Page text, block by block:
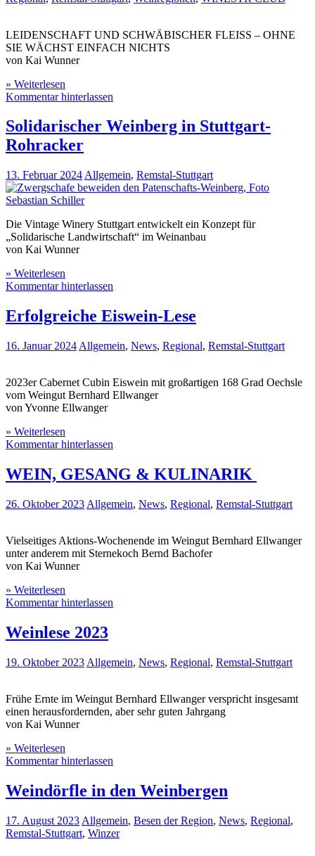
LEIDENSCHAFT UND SCHWÄBISCHER FLEISS – OHNE
SIE WÄCHST EINFACH NICHTS
von Kai Wunner
» Weiterlesen
Kommentar hinterlassen
Solidarischer Weinberg in Stuttgart-
Rohracker
13. Februar 2024 Allgemein, Remstal-Stuttgart
Die Vintage Winery Stuttgart entwickelt ein Konzept für
„Solidarische Landwirtschaft“ im Weinanbau
von Kai Wunner
» Weiterlesen
Kommentar hinterlassen
Erfolgreiche Eiswein-Lese
16. Januar 2024 Allgemein, News, Regional, Remstal-Stuttgart
2023er Cabernet Cubin Eiswein mit großartigen 168 Grad Oechsle
vom Weingut Bernhard Ellwanger
von Yvonne Ellwanger
» Weiterlesen
Kommentar hinterlassen
WEIN, GESANG & KULINARIK
26. Oktober 2023 Allgemein, News, Regional, Remstal-Stuttgart
Vielseitiges Aktions-Wochenende im Weingut Bernhard Ellwanger
unter anderem mit Sternekoch Bernd Bachofer
von Kai Wunner
» Weiterlesen
Kommentar hinterlassen
Weinlese 2023
19. Oktober 2023 Allgemein, News, Regional, Remstal-Stuttgart
Frühe Ernte im Weingut Bernhard Ellwanger verspricht insgesamt
einen herausfordernden, aber sehr guten Jahrgang
von Kai Wunner
» Weiterlesen
Kommentar hinterlassen
Weindörfle in den Weinbergen
17. August 2023 Allgemein, Besen der Region, News, Regional,
Remstal-Stuttgart, Winzer